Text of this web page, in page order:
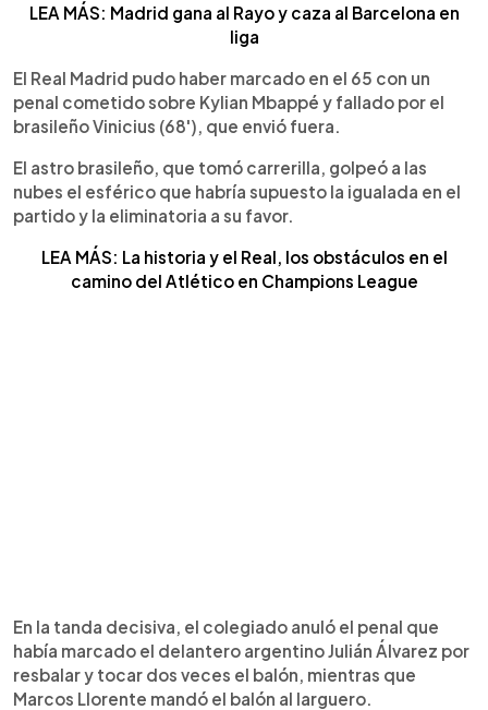
LEA MÁS: Madrid gana al Rayo y caza al Barcelona en
liga
El Real Madrid pudo haber marcado en el 65 con un
penal cometido sobre Kylian Mbappé y fallado por el
brasileño Vinicius (68'), que envió fuera.
El astro brasileño, que tomó carrerilla, golpeó a las
nubes el esférico que habría supuesto la igualada en el
partido y la eliminatoria a su favor.
LEA MÁS: La historia y el Real, los obstáculos en el
camino del Atlético en Champions League
En la tanda decisiva, el colegiado anuló el penal que
había marcado el delantero argentino Julián Álvarez por
resbalar y tocar dos veces el balón, mientras que
Marcos Llorente mandó el balón al larguero.